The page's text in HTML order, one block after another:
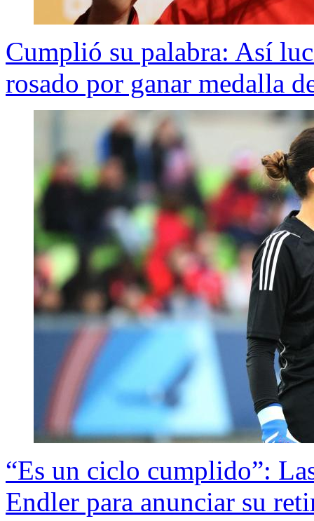
Cumplió su palabra: Así
rosado por ganar medalla
“Es un ciclo cumplido”:
Endler para anunciar su